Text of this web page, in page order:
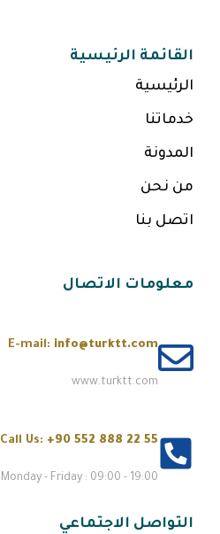
القائمة الرئيسية
الرئيسية
خدماتنا
المدونة
من نحن
اتصل بنا
معلومات الاتصال
E-mail: info@turktt.com
www.turktt.com
Call Us: +90 552 888 22 55
Monday - Friday : 09:00 - 19:00
التواصل الاجتماعي